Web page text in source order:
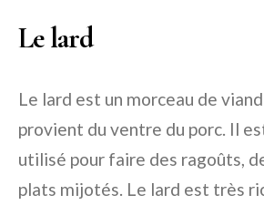
Le lard
Le lard est un morceau de
provient du ventre du porc. Il
utilisé pour faire des ragoûts,
plats mijotés. Le lard est très